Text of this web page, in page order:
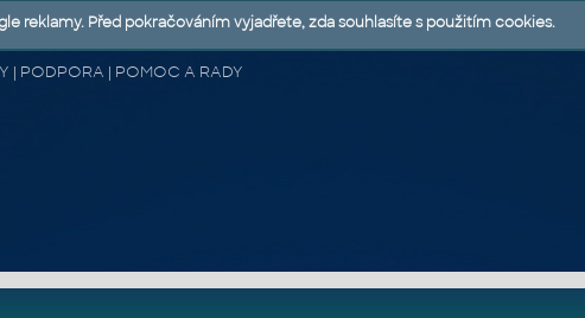
| PODPORA | POMOC A RADY
reklamy. Před pokračováním vyjadřete, zda souhlasíte s použitím cookies.